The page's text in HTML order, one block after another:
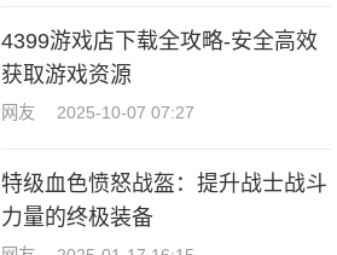
4399游戏店下载全攻略-安全高效
获取游戏资源
网友 2025-10-07 07:27
特级血色愤怒战盔：提升战士战斗
力量的终极装备